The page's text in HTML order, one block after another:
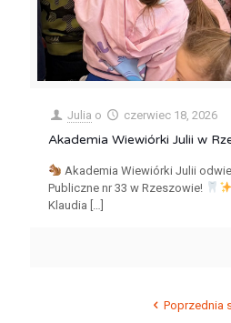
Julia o czerwiec 18, 2026
Akademia Wiewiórki Julii w
Akademia Wiewiórki Julii
Publiczne nr 33 w Rzeszowie!
Klaudia […]
Poprzednia